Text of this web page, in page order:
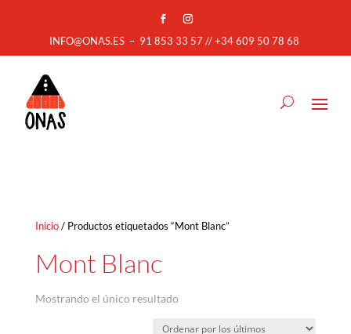
INFO@ONAS.ES – 91 853 33 57 // +34 609 50 78 68
Inicio/ Productos etiquetados “Mont Blanc”
Mont Blanc
Mostrando el único resultado